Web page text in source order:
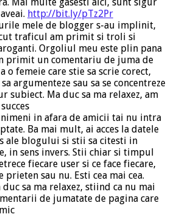
Mai multe gasesti aici, sunt sigur
http://bit.ly/pTz2Pr
mele de blogger s-au implinit,
traficul am primit si troli si
Orgoliul meu este plin pana
primit un comentariu de juma de
o femeie care stie sa scrie corect,
argumenteze sau sa se concentreze
subiect. Ma duc sa ma relaxez, am
nimeni in afara de amicii tai nu intra
Ba mai mult, ai acces la datele
ale blogului si stii sa citesti in
in sens invers. Stii chiar si timpul
fiecare user si ce face fiecare,
prieten sau nu. Esti cea mai cea.
duc sa ma relaxez, stiind ca nu mai
de jumatate de pagina care